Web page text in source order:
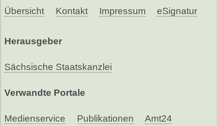
Übersicht Kontakt Impressum eSignatur
Herausgeber
Sächsische Staatskanzlei
Verwandte Portale
Medienservice Publikationen Amt24